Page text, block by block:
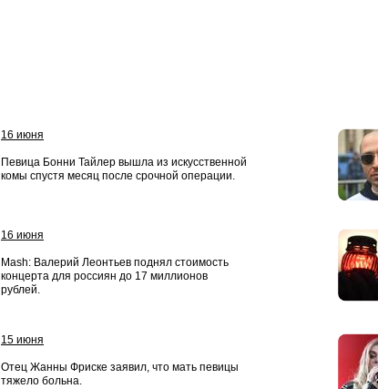
16 июня
Певица Бонни Тайлер вышла из искусственной
комы спустя месяц после срочной операции.
16 июня
Mash: Валерий Леонтьев поднял стоимость
концерта для россиян до 17 миллионов
рублей.
15 июня
Отец Жанны Фриске заявил, что мать певицы
тяжело больна.